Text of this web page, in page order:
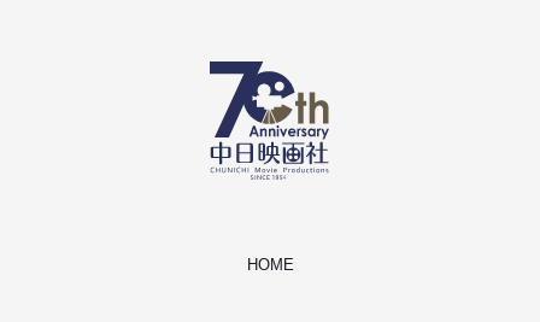
HOME